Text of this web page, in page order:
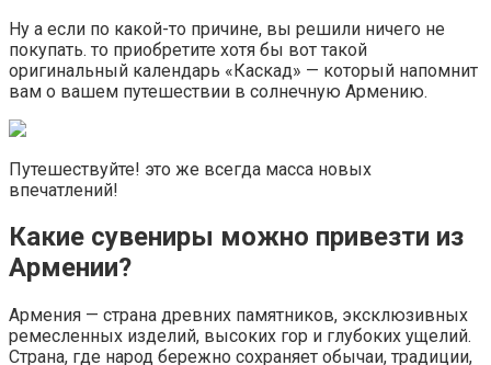
Ну а если по какой-то причине, вы решили ничего не
покупать. то приобретите хотя бы вот такой
оригинальный календарь «Каскад» — который напомнит
вам о вашем путешествии в солнечную Армению.
Путешествуйте! это же всегда масса новых
впечатлений!
Какие сувениры можно привезти из
Армении?
Армения — страна древних памятников, эксклюзивных
ремесленных изделий, высоких гор и глубоких ущелий.
Страна, где народ бережно сохраняет обычаи, традиции,